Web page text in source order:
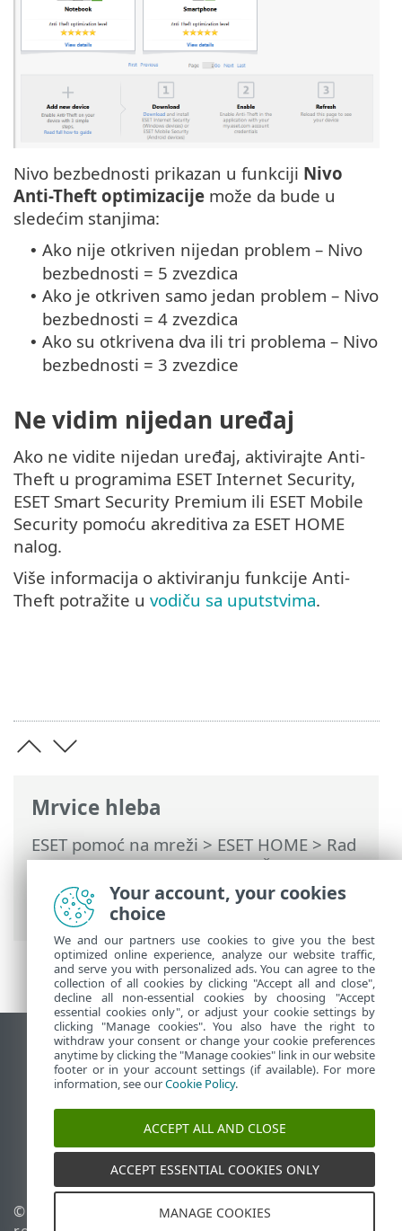
Mrvice hleba
ESET pomoć na mreži>ESET HOME>Rad
sa programom ESET HOME>Članovi>
ESET funkcije dodeljene članu>Anti-
Theft> Uređaji koje štiti Anti-Theft
Nivo bezbednosti prikazan u funkciji Nivo
Anti-Theft optimizacije može da bude u
sledećim stanjima:
• Ako nije otkriven nijedan problem – Nivo
bezbednosti = 5 zvezdica
• Ako je otkriven samo jedan problem – Nivo
bezbednosti = 4 zvezdica
• Ako su otkrivena dva ili tri problema – Nivo
bezbednosti = 3 zvezdice
Ne vidim nijedan uređaj
Ako ne vidite nijedan uređaj, aktivirajte Anti-
Theft u programima ESET Internet Security,
ESET Smart Security Premium ili ESET Mobile
Security pomoću akreditiva za ESET HOME
nalog.
Više informacija o aktiviranju funkcije Anti-
Theft potražite u vodiču sa uputstvima.
Prikaži lokaciju za računare
End of Life
ESET Forum
ESET baza znanja
ESET Status Portal
Regionalna podrška
© 1992 - 2026 ESET, spol. s
Upravljanje kolačićima
Your account, your cookies
choice
We and our partners use cookies to give you the best
optimized online experience, analyze our website traffic,
and serve you with personalized ads. You can agree to the
collection of all cookies by clicking "Accept all and close",
decline all non-essential cookies by choosing "Accept
essential cookies only", or adjust your cookie settings by
clicking "Manage cookies". You also have the right to
withdraw your consent or change your cookie preferences
anytime by clicking the "Manage cookies" link in our website
footer or in your account settings (if available). For more
information, see ourCookie Policy.
ACCEPT ALL AND CLOSE
ACCEPT ESSENTIAL COOKIES ONLY
MANAGE COOKIES